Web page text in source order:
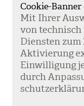
Cookie-
Mit Ihrer
von
Diens­ten zum
Akti­vie­rung
Ein­wil­li­gung
durch